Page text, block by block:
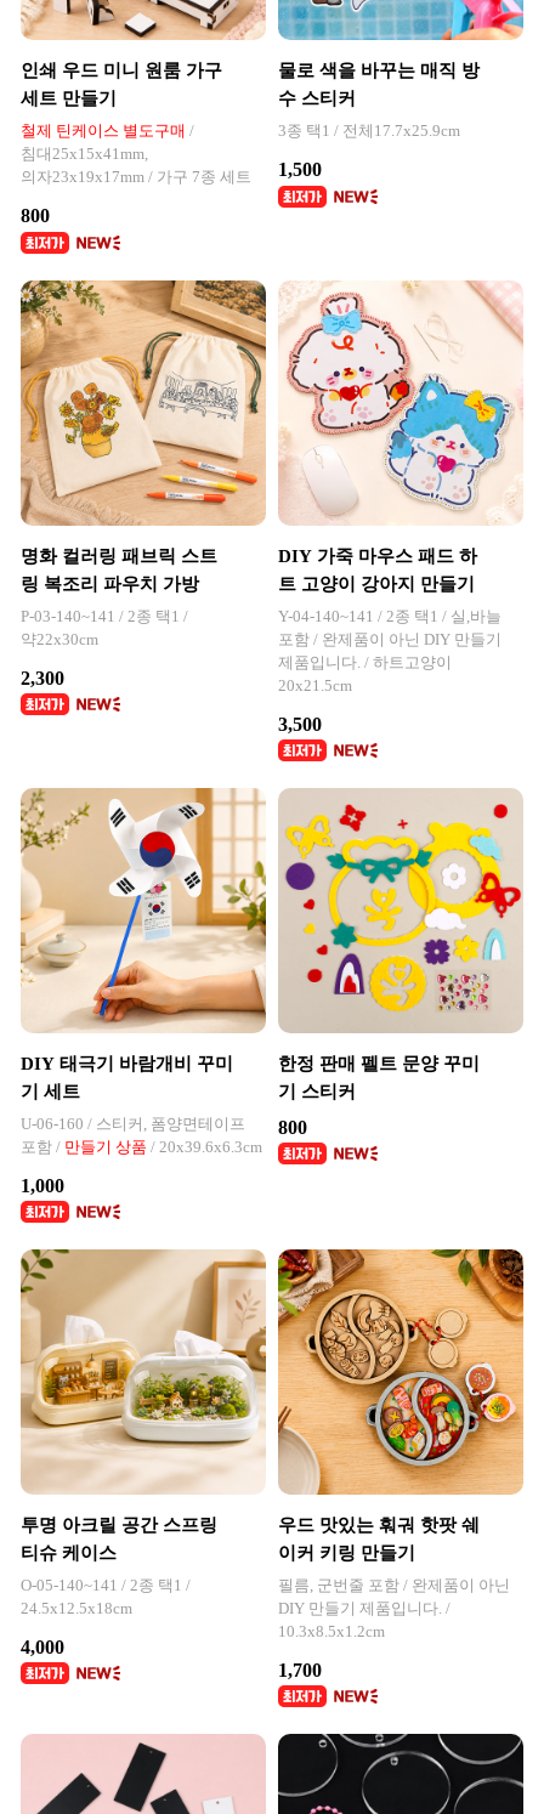
인쇄 우드 미니 원룸 가구
세트 만들기
철제 틴케이스 별도구매 /
침대25x15x41mm,
의자23x19x17mm / 가구 7종 세트
800
물로 색을 바꾸는 매직 방
수 스티커
3종 택1 / 전체17.7x25.9cm
1,500
명화 컬러링 패브릭 스트
링 복조리 파우치 가방
P-03-140~141 / 2종 택1 /
약22x30cm
2,300
DIY 가죽 마우스 패드 하
트 고양이 강아지 만들기
Y-04-140~141 / 2종 택1 / 실,바늘
포함 / 완제품이 아닌 DIY 만들기
제품입니다. / 하트고양이
20x21.5cm
3,500
DIY 태극기 바람개비 꾸미
기 세트
U-06-160 / 스티커, 폼양면테이프
포함 / 만들기 상품 / 20x39.6x6.3cm
1,000
한정 판매 펠트 문양 꾸미
기 스티커
800
투명 아크릴 공간 스프링
티슈 케이스
O-05-140~141 / 2종 택1 /
24.5x12.5x18cm
4,000
우드 맛있는 훠궈 핫팟 쉐
이커 키링 만들기
필름, 군번줄 포함 / 완제품이 아닌
DIY 만들기 제품입니다. /
10.3x8.5x1.2cm
1,700